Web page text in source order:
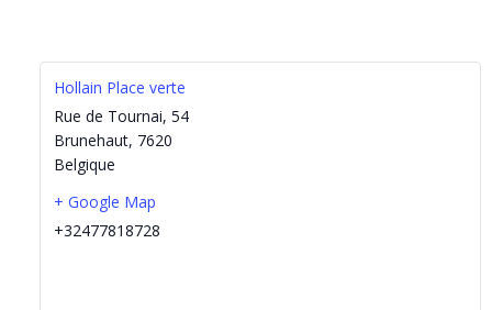
Hollain Place verte
Rue de Tournai, 54
Brunehaut, 7620
Belgique
+ Google Map
+32477818728